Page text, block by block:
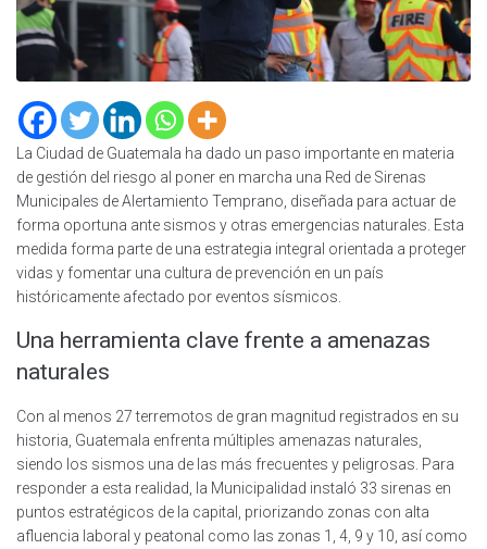
La Ciudad de Guatemala ha dado un paso importante en materia
de gestión del riesgo al poner en marcha una Red de Sirenas
Municipales de Alertamiento Temprano, diseñada para actuar de
forma oportuna ante sismos y otras emergencias naturales. Esta
medida forma parte de una estrategia integral orientada a proteger
vidas y fomentar una cultura de prevención en un país
históricamente afectado por eventos sísmicos.
Una herramienta clave frente a amenazas
naturales
Con al menos 27 terremotos de gran magnitud registrados en su
historia, Guatemala enfrenta múltiples amenazas naturales,
siendo los sismos una de las más frecuentes y peligrosas. Para
responder a esta realidad, la Municipalidad instaló 33 sirenas en
puntos estratégicos de la capital, priorizando zonas con alta
afluencia laboral y peatonal como las zonas 1, 4, 9 y 10, así como